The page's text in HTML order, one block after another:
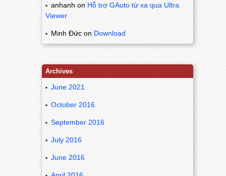
anhanh on Hỗ trợ GAuto từ xa qua Ultra
Viewer
Minh Đức on Download
Archives
June 2021
October 2016
September 2016
July 2016
June 2016